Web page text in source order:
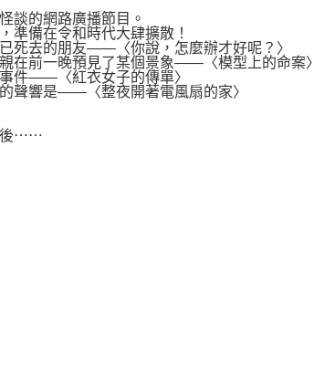
談的網路廣播節目。
準備在令和時代大肆擴散！
死去的朋友——〈你說，怎麼辦才好呢？〉
在前一晚預見了某個景象——〈模型上的命案〉
件——〈紅衣女子的傳單〉
聲響是——〈整夜開著電風扇的家〉
後⋯⋯